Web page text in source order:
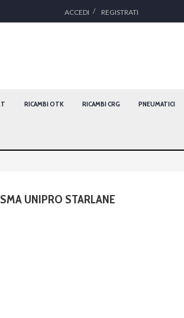
ACCEDI REGISTRATI
RICAMBI OTK RICAMBI CRG PNEUMATICI
UNIPRO STARLANE